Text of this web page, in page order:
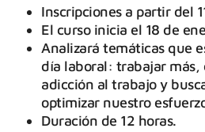
Inscripciones a partir del
El curso inicia el 18 de
Analizará temáticas que
día laboral: trabajar más,
adicción al trabajo y
optimizar nuestro
Duración de 12 horas.